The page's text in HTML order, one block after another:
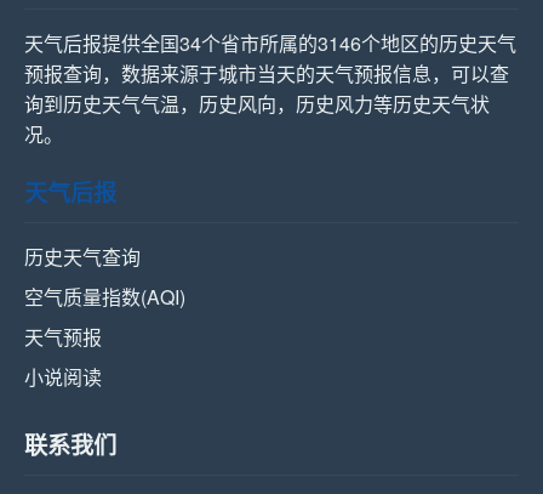
天气后报提供全国34个省市所属的3146个地区的历史天气
预报查询，数据来源于城市当天的天气预报信息，可以查
询到历史天气气温，历史风向，历史风力等历史天气状
况。
天气后报
历史天气查询
空气质量指数(AQI)
天气预报
小说阅读
联系我们